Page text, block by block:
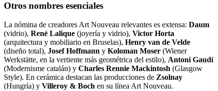
Otros nombres esenciales
La nómina de creadores Art Nouveau relevantes es extensa: Daum
(vidrio), René Lalique (joyería y vidrio), Victor Horta
(arquitectura y mobiliario en Bruselas), Henry van de Velde
(diseño total), Josef Hoffmann y Koloman Moser (Wiener
Werkstätte, en la vertiente más geométrica del estilo), Antoni Gaudí
(Modernisme catalán) y Charles Rennie Mackintosh (Glasgow
Style). En cerámica destacan las producciones de Zsolnay
(Hungría) y Villeroy & Boch en su línea Art Nouveau.